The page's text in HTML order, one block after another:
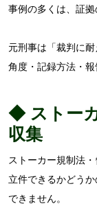
事例の多くは、証拠
元刑事は「裁判に
角度・記録方法・報
◆ ストー
収集
ストーカー規制法
立件できるかどう
できません。